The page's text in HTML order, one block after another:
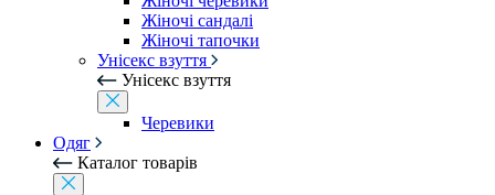
Жіночі сандалі
Жіночі тапочки
Унісекс взуття
Унісекс взуття
Черевики
Одяг
Каталог товарів